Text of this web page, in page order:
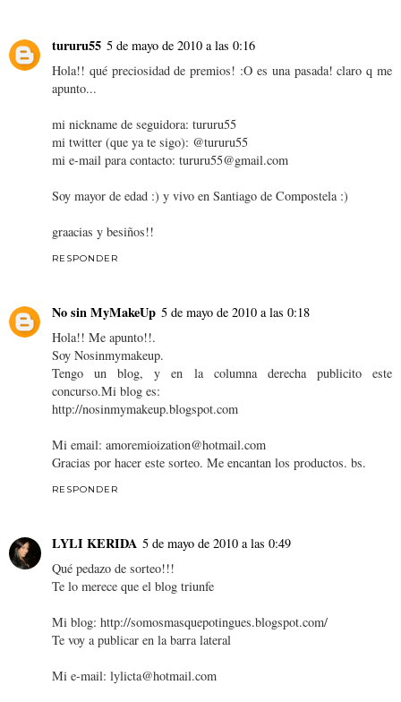
tururu55 5 de mayo de 2010 a las 0:16
Hola!! qué preciosidad de premios! :O es una pasada! claro q me
apunto...
mi nickname de seguidora: tururu55
mi twitter (que ya te sigo): @tururu55
mi e-mail para contacto: tururu55@gmail.com
Soy mayor de edad :) y vivo en Santiago de Compostela :)
graacias y besiños!!
RESPONDER
No sin MyMakeUp 5 de mayo de 2010 a las 0:18
Hola!! Me apunto!!.
Soy Nosinmymakeup.
Tengo un blog, y en la columna derecha publicito este
concurso.Mi blog es:
http://nosinmymakeup.blogspot.com
Mi email: amoremioization@hotmail.com
Gracias por hacer este sorteo. Me encantan los productos. bs.
RESPONDER
LYLI KERIDA 5 de mayo de 2010 a las 0:49
Qué pedazo de sorteo!!!
Te lo merece que el blog triunfe
Mi blog: http://somosmasquepotingues.blogspot.com/
Te voy a publicar en la barra lateral
Mi e-mail: lylicta@hotmail.com